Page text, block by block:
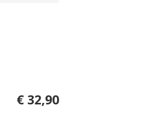
€ 32,90